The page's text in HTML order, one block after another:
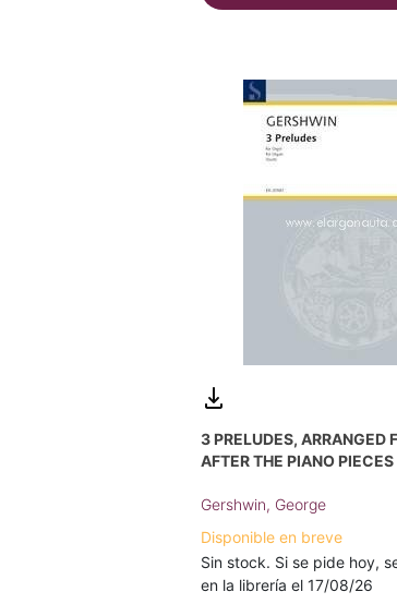
3 PRELUDES, ARRANGED
AFTER THE PIANO PIECES
Gershwin, George
Disponible en breve
Sin stock. Si se pide hoy,
en la librería el 17/08/26